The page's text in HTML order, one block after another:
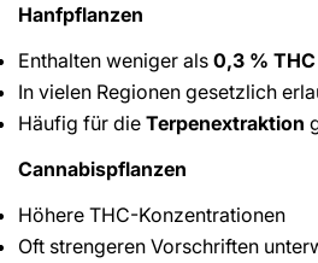
Hanfpflanzen
Enthalten weniger als 0,3 % THC
In vielen Regionen gesetzlich
Häufig für die Terpenextraktion
Cannabispflanzen
Höhere THC-Konzentrationen
Oft strengeren Vorschriften